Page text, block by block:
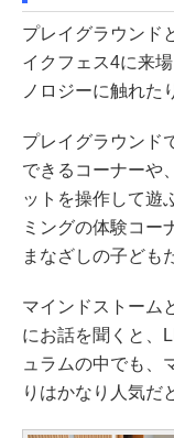
プレイグラウンド
イクフェス4に来
ノロジーに触れた
プレイグラウンド
できるコーナーや
ットを操作して遊
ミングの体験コー
まなざしの子ども
マインドストーム
にお話を聞くと、
ュラムの中でも、
りはかなり人気だ